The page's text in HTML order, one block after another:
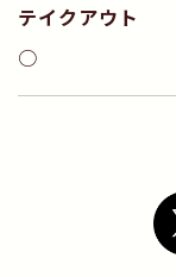
テイクアウト
○